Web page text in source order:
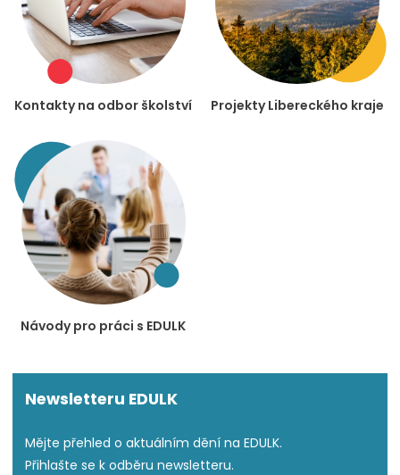
Kontakty na odbor školství Projekty Libereckého kraje
Návody pro práci s EDULK
Newsletteru EDULK
Mějte přehled o aktuálním dění na EDULK.
Přihlašte se k odběru newsletteru.